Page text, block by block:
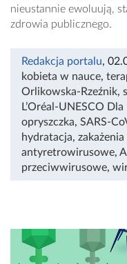
nieustannie ewoluują,
zdrowia publicznego.
Redakcja portalu,
kobieta w nauce,
Orlikowska-Rzeźnik,
L’Oréal-UNESCO
opryszczka, SARS-
hydratacja,
antyretrowirusowe,
przeciwwirusowe,